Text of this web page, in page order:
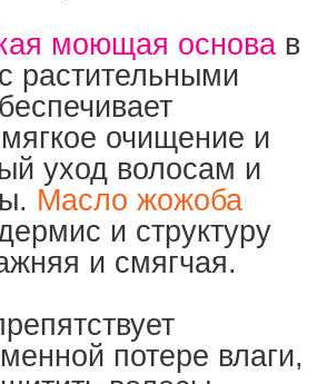
моющая основа в
растительными
очищение и
уход волосам и
Масло жожоба
и структуру
и смягчая.
потере влаги,